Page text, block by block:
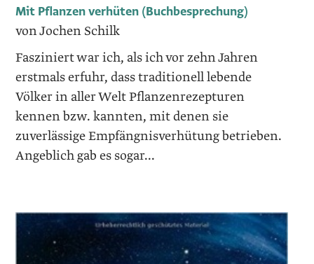
Mit Pflanzen verhüten (Buchbesprechung)
von Jochen Schilk
Fasziniert war ich, als ich vor zehn Jahren
erstmals erfuhr, dass traditionell lebende
Völker in aller Welt Pflanzenrezepturen
kennen bzw. kannten, mit denen sie
zuverlässige Empfängnisverhütung betrieben.
Angeblich gab es sogar...